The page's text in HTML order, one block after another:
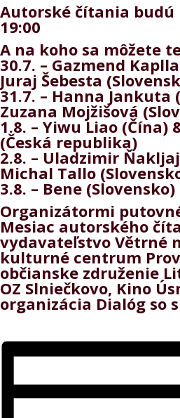
Autorské čítania budú
19:00
A na koho sa môžete
30.7. – Gazmend
Juraj Šebesta
31.7. – Hanna Jankuta
Zuzana Mojžišová
1.8. – Yiwu Liao (Čína)
(Česká republika)
2.8. – Uladzimir
Michal Tallo
3.8. – Bene (Slovensko)
Organizátormi
Mesiac autorského
vydavateľstvo Větrné
kulturné centrum
občianske združenie
OZ Slniečkovo, Kino
organizácia Dialóg so